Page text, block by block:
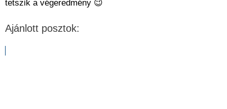
tetszik a végeredmény 😉
Ajánlott posztok: